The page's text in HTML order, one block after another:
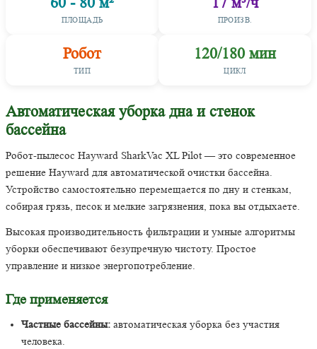
ПЛОЩАДЬ ПРОИЗВ.
Робот
ТИП
120/180 мин
ЦИКЛ
Автоматическая уборка дна и стенок
бассейна
Робот-пылесос Hayward SharkVac XL Pilot — это современное
решение Hayward для автоматической очистки бассейна.
Устройство самостоятельно перемещается по дну и стенкам,
собирая грязь, песок и мелкие загрязнения, пока вы отдыхаете.
Высокая производительность фильтрации и умные алгоритмы
уборки обеспечивают безупречную чистоту. Простое
управление и низкое энергопотребление.
Где применяется
Частные бассейны: автоматическая уборка без участия
человека.